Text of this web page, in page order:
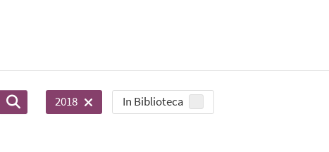
2018 In Biblioteca